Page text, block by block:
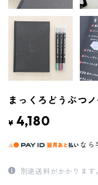
まっくろどうぶつ
¥ 4,180
なら
別途送料がかかります